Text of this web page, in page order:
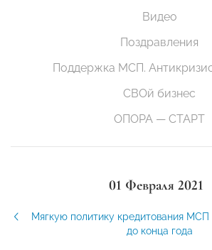
Видео
Поздравления
Поддержка МСП.
СВОй бизнес
ОПОРА — СТАРТ
01 Февраля 2021
Мягкую политику кредитования МСП
до конца года